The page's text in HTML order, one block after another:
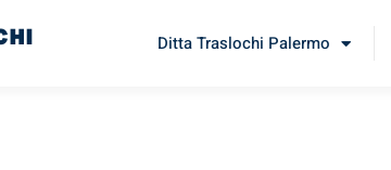
Ditta Traslochi Palermo